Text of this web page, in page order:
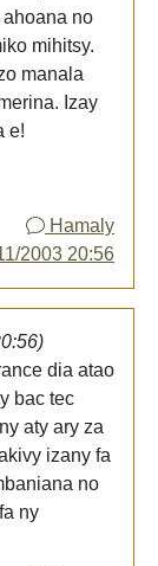
no
mihitsy.
manala
Izay
e!
Hamaly
2003 20:56
dia atao
bac tec
aty ary za
izany fa
no
ny